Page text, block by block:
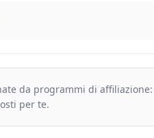
da programmi di
per te.